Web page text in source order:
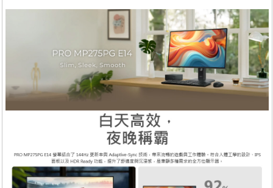
服務
退換貨
關